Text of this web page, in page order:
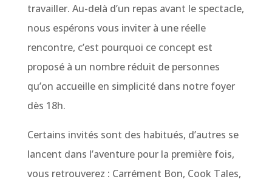
travailler. Au-delà d’un repas avant le spectacle,
nous espérons vous inviter à une réelle
rencontre, c’est pourquoi ce concept est
proposé à un nombre réduit de personnes
qu’on accueille en simplicité dans notre foyer
dès 18h.
Certains invités sont des habitués, d’autres se
lancent dans l’aventure pour la première fois,
vous retrouverez : Carrément Bon, Cook Tales,